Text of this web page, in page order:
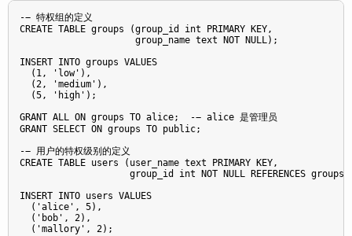
-− 特权组的定义
CREATE TABLE groups (group_id int PRIMARY KEY,
                     group_name text NOT NULL);
INSERT INTO groups VALUES
  (1, 'low'),
  (2, 'medium'),
  (5, 'high');
GRANT ALL ON groups TO alice;  -− alice 是管理员
GRANT SELECT ON groups TO public;
-− 用户的特权级别的定义
CREATE TABLE users (user_name text PRIMARY KEY,
group_id int NOT NULL REFERENCES
INSERT INTO users VALUES
  ('alice', 5),
  ('bob', 2),
  ('mallory', 2);